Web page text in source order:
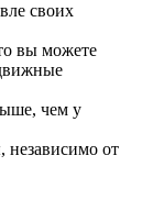
своих
вы можете
чем у
независимо от